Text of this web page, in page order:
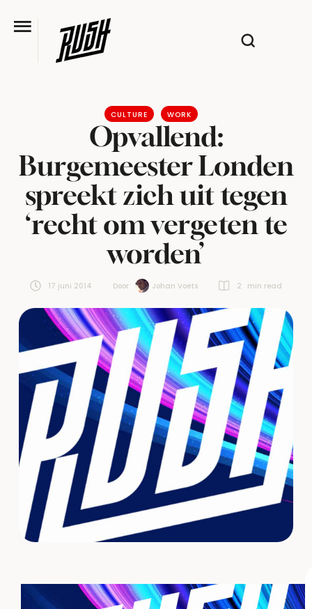
CULTURE WORK
Opvallend:
Burgemeester Londen
spreekt zich uit tegen
‘recht om vergeten te
worden’
17 juni 2014 Door: Johan Voets 2 min read